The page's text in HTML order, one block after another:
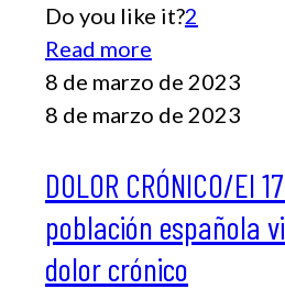
Do you like it?2
Read more
8 de marzo de 2023
8 de marzo de 2023
DOLOR CRÓNICO/El
población española
dolor crónico